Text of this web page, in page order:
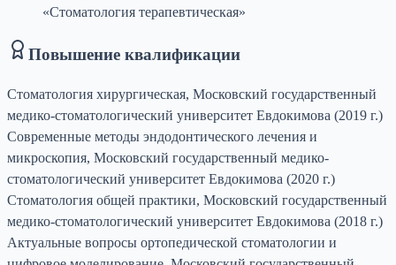
«Стоматология терапевтическая»
Повышение квалификации
Стоматология хирургическая, Московский государственный
медико-стоматологический университет Евдокимова (2019 г.)
Современные методы эндодонтического лечения и
микроскопия, Московский государственный медико-
стоматологический университет Евдокимова (2020 г.)
Стоматология общей практики, Московский государственный
медико-стоматологический университет Евдокимова (2018 г.)
Актуальные вопросы ортопедической стоматологии и